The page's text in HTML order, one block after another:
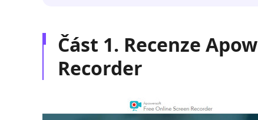
Část 1. Recenze
Recorder